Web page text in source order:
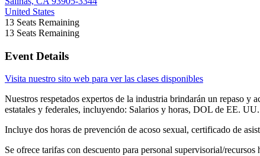
United States
13 Seats Remaining
13 Seats Remaining
Event Details
Visita nuestro sito web para ver las clases disponibles
Nuestros respetados expertos de la industria brindarán un repaso y
estatales y federales, incluyendo: Salarios y horas, DOL de EE.
Incluye dos horas de prevención de acoso sexual, certificado de
Se ofrece tarifas con descuento para personal supervisorial/recursos